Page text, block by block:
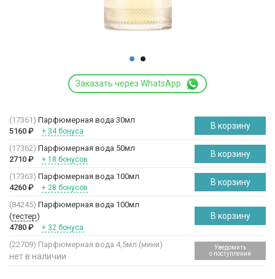
Заказать через WhatsApp
(17361) Парфюмерная вода 30мл
5160 ₽ + 34 бонуса
В корзину
(17362) Парфюмерная вода 50мл
2710 ₽ + 18 бонусов
В корзину
(17363) Парфюмерная вода 100мл
4260 ₽ + 28 бонусов
В корзину
(84245) Парфюмерная вода 100мл
(тестер)
4780 ₽ + 32 бонуса
В корзину
(22709) Парфюмерная вода 4,5мл (мини)
нет в наличии
Уведомить
о поступлении